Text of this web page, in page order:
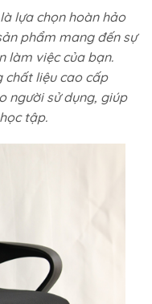
lựa chọn hoàn hảo
phẩm mang đến sự
làm việc của bạn.
chất liệu cao cấp
người sử dụng, giúp
tập.